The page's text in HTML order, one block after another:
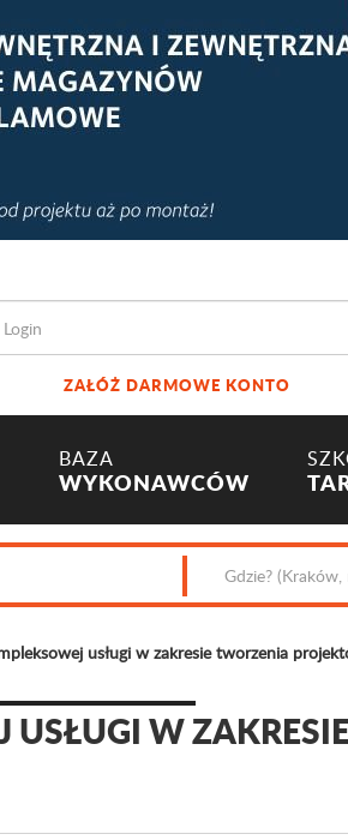
ZAŁÓŻ DARMOWE KONTO
BAZA
WYKONAWCÓW
usługi w zakresie tworzenia
W